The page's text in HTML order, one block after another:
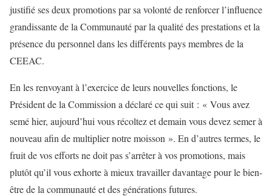
justifié ses deux promotions par sa volonté de renforcer l’influence
grandissante de la Communauté par la qualité des prestations et la
présence du personnel dans les différents pays membres de la
CEEAC.
En les renvoyant à l’exercice de leurs nouvelles fonctions, le
Président de la Commission a déclaré ce qui suit : « Vous avez
semé hier, aujourd’hui vous récoltez et demain vous devez semer à
nouveau afin de multiplier notre moisson ». En d’autres termes, le
fruit de vos efforts ne doit pas s’arrêter à vos promotions, mais
plutôt qu’il vous exhorte à mieux travailler davantage pour le bien-
être de la communauté et des générations futures.